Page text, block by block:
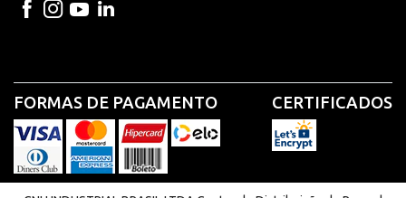
FORMAS DE PAGAMENTO CERTIFICADOS